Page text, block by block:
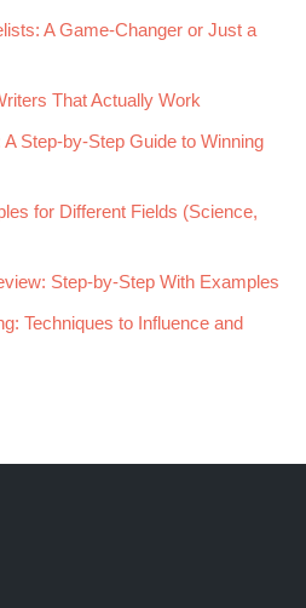
A Game-Changer or Just a
That Actually Work
Step-by-Step Guide to Winning
for Different Fields (Science,
Step-by-Step With Examples
Techniques to Influence and